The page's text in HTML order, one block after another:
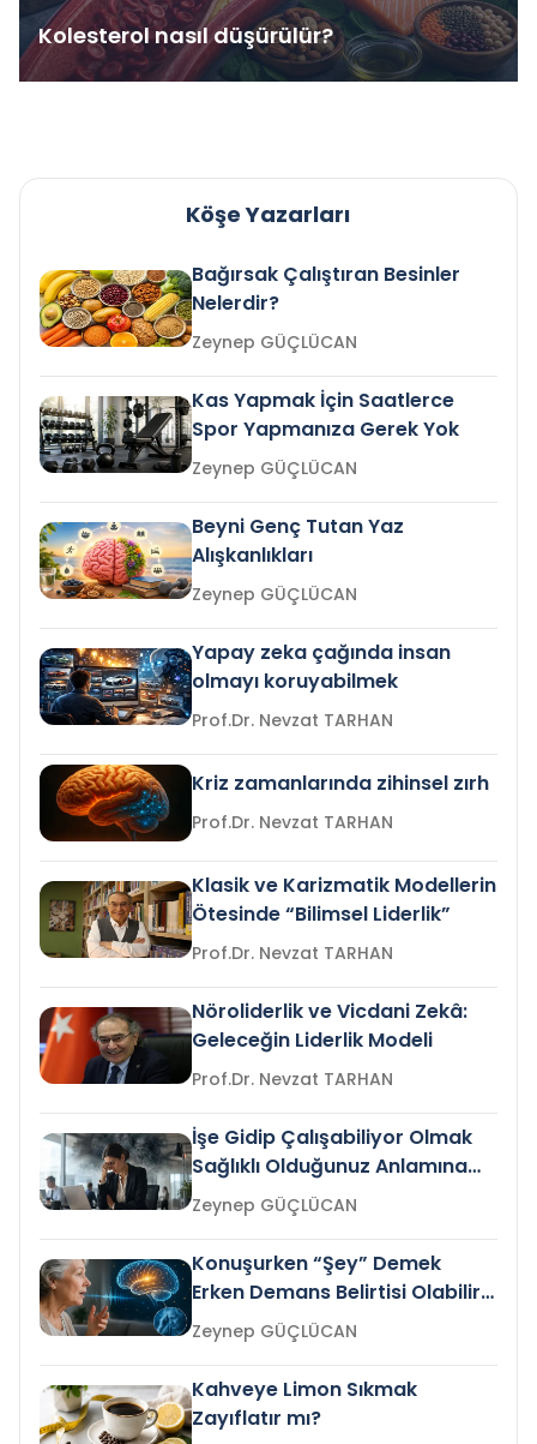
Kolesterol nasıl düşürülür?
Köşe Yazarları
Bağırsak Çalıştıran Besinler
Nelerdir?
Zeynep GÜÇLÜCAN
Kas Yapmak İçin Saatlerce
Spor Yapmanıza Gerek Yok
Zeynep GÜÇLÜCAN
Beyni Genç Tutan Yaz
Alışkanlıkları
Zeynep GÜÇLÜCAN
Yapay zeka çağında insan
olmayı koruyabilmek
Prof.Dr. Nevzat TARHAN
Kriz zamanlarında zihinsel zırh
Prof.Dr. Nevzat TARHAN
Klasik ve Karizmatik Modellerin
Ötesinde “Bilimsel Liderlik”
Prof.Dr. Nevzat TARHAN
Nöroliderlik ve Vicdani Zekâ:
Geleceğin Liderlik Modeli
Prof.Dr. Nevzat TARHAN
İşe Gidip Çalışabiliyor Olmak
Sağlıklı Olduğunuz Anlamına
Gelir mi?Zeynep GÜÇLÜCAN
Konuşurken “Şey” Demek
Erken Demans Belirtisi Olabilir
mi?
Zeynep GÜÇLÜCAN
Kahveye Limon Sıkmak
Zayıflatır mı?